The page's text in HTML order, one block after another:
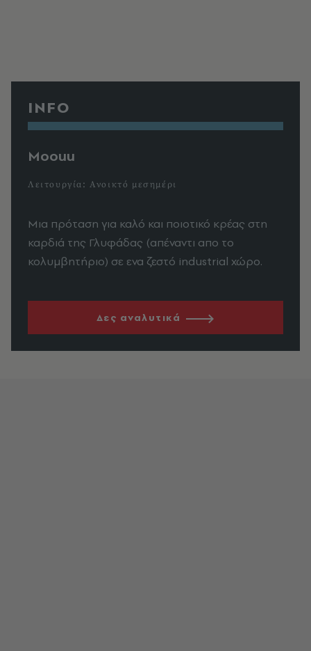
INFO
Moouu
Λειτουργία: Ανοικτό μεσημέρι
Μια πρόταση για καλό και ποιοτικό κρέας στη
καρδιά της Γλυφάδας (απέναντι απο το
κολυμβητήριο) σε ενα ζεστό industrial χώρο.
Δες αναλυτικά